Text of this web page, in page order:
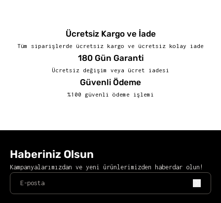
Ücretsiz Kargo ve İade
Tüm siparişlerde ücretsiz kargo ve ücretsiz kolay iade
180 Gün Garanti
Ücretsiz değişim veya ücret iadesi
Güvenli Ödeme
%100 güvenli ödeme işlemi
Haberiniz Olsun
Kampanyalarımızdan ve yeni ürünlerimizden haberdar olun!